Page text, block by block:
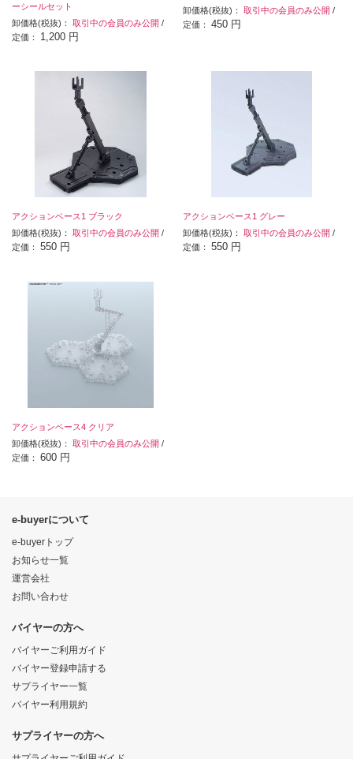
ーシールセット
卸価格(税抜)： 取引中の会員のみ公開 /
定価： 1,200 円
卸価格(税抜)：取引中の会員のみ公開 /
定価：450 円
アクションベース1 ブラック
卸価格(税抜)： 取引中の会員のみ公開 /
定価： 550 円
アクションベース1 グレー
卸価格(税抜)：取引中の会員のみ公開 /
定価：550 円
アクションベース4 クリア
卸価格(税抜)： 取引中の会員のみ公開 /
定価： 600 円
e-buyerについて
e-buyerトップ
お知らせ一覧
運営会社
お問い合わせ
バイヤーの方へ
バイヤーご利用ガイド
バイヤー登録申請する
サプライヤー一覧
バイヤー利用規約
サプライヤーの方へ